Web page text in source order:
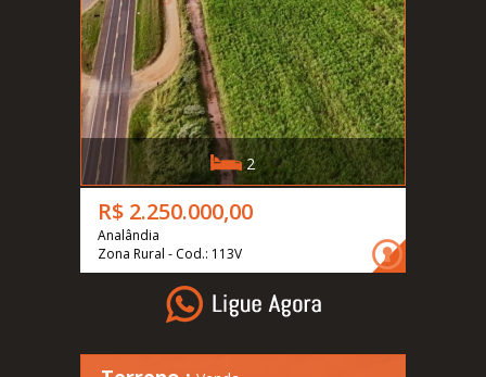
2
R$ 2.250.000,00
Analândia
Zona Rural - Cod.: 113V